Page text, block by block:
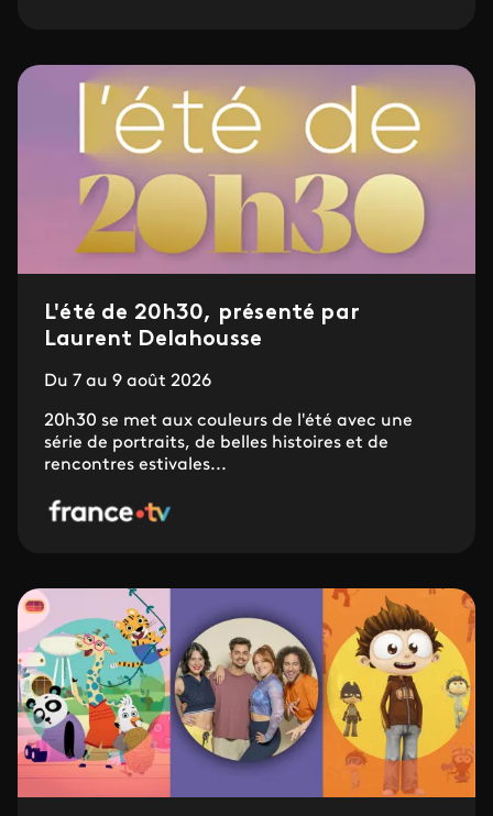
L'été de 20h30, présenté par
Laurent Delahousse
Du 7 au 9 août 2026
20h30 se met aux couleurs de l'été avec une
série de portraits, de belles histoires et de
rencontres estivales...